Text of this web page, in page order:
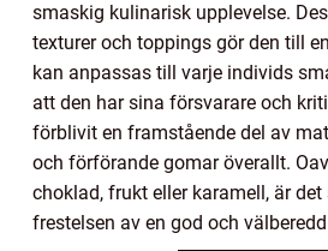
smaskig kulinarisk upplevelse.
texturer och toppings gör den till
kan anpassas till varje individs
att den har sina försvarare och
förblivit en framstående del av
och förförande gomar överallt.
choklad, frukt eller karamell, är
frestelsen av en god och